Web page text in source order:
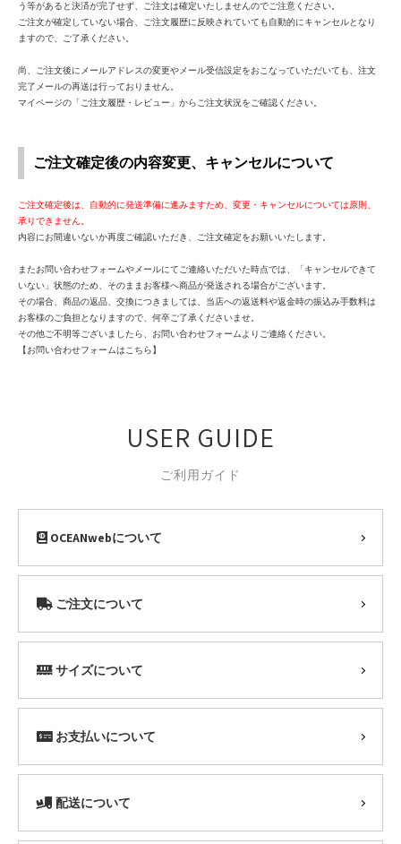
う等があると決済が完了せず、ご注文は確定いたしませんのでご注意ください。
ご注文が確定していない場合、ご注文履歴に反映されていても自動的にキャンセルとなり
ますので、ご了承ください。
尚、ご注文後にメールアドレスの変更やメール受信設定をおこなっていただいても、注文
完了メールの再送は行っておりません。
マイページの「ご注文履歴・レビュー」からご注文状況をご確認ください。
ご注文確定後の内容変更、キャンセルについて
ご注文確定後は、自動的に発送準備に進みますため、変更・キャンセルについては原則、
承りできません。
内容にお間違いないか再度ご確認いただき、ご注文確定をお願いいたします。
またお問い合わせフォームやメールにてご連絡いただいた時点では、「キャンセルできて
いない」状態のため、そのままお客様へ商品が発送される場合がございます。
その場合、商品の返品、交換につきましては、当店への返送料や返金時の振込み手数料は
お客様のご負担となりますので、何卒ご了承くださいませ。
その他ご不明等ございましたら、お問い合わせフォームよりご連絡ください。
【お問い合わせフォームはこちら】
USER GUIDE
ご利用ガイド
OCEANwebについて
ご注文について
サイズについて
お支払いについて
配送について